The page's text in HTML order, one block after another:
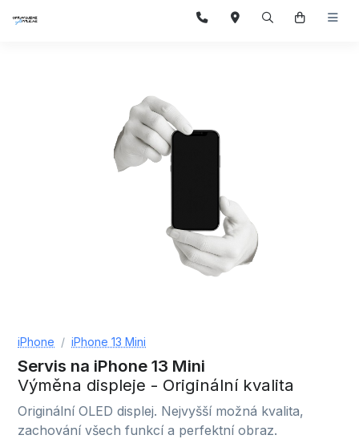
iPhone iPhone 13 Mini
Servis na iPhone 13 Mini
Výměna displeje - Originální kvalita
Originální OLED displej. Nejvyšší možná kvalita,
zachování všech funkcí a perfektní obraz.